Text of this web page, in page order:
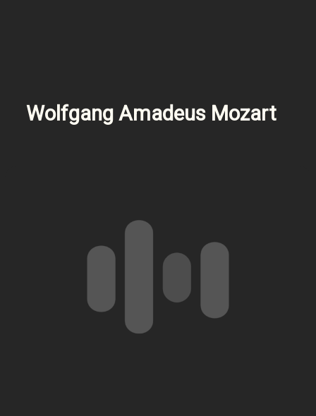
Wolfgang Amadeus Mozart